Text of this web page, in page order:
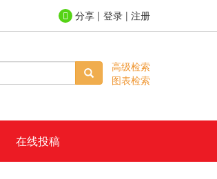
登录 | 注册
高级检索
图表检索
在线投稿